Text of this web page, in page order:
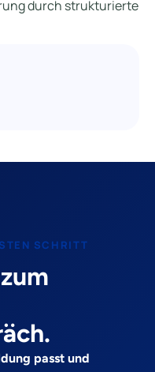
durch strukturierte
SCHRITT
passt und